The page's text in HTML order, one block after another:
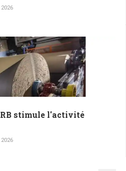
stimule l'activité